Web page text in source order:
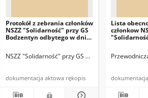
Protokół z zebrania członków
NSZZ "Solidarność" przy GS
Bodzentyn odbytego w dniu
NSZZ "Solidarność" przy GS Bodzentyn
dokumentacja aktowa rękopis
Lista
członkow
1981r.